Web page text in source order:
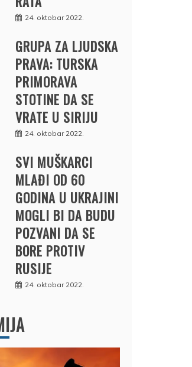
24. oktobar 2022.
GRUPA ZA LJUDSKA
PRAVA: TURSKA
PRIMORAVA
STOTINE DA SE
VRATE U SIRIJU
24. oktobar 2022.
SVI MUŠKARCI
MLAĐI OD 60
GODINA U UKRAJINI
MOGLI BI DA BUDU
POZVANI DA SE
BORE PROTIV
RUSIJE
24. oktobar 2022.